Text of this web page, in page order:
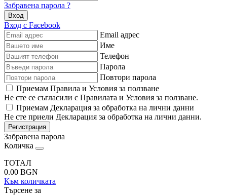
Забравена парола ?
Вход
Вход с Facebook
Email адрес
Име
Телефон
Парола
Повтори парола
Приемам Правила и Условия за ползване
Не сте се съгласили с Правилата и Условия за ползване.
Приемам Декларация за обработка на лични данни
Не сте приели Декларация за обработка на лични данни.
Регистрация
Забравена парола
Количка
ТОТАЛ
0.00 BGN
Към количката
Търсене за